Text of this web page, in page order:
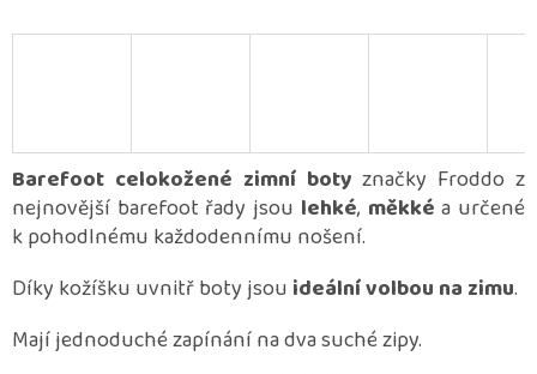
Barefoot celokožené zimní boty značky Froddo z
nejnovější barefoot řady jsou lehké, měkké a určené
k pohodlnému každodennímu nošení.
Díky kožíšku uvnitř boty jsou ideální volbou na zimu.
Mají jednoduché zapínání na dva suché zipy.